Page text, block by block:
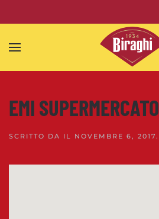
Skip to main content
EMI SUPERMERCATO
SCRITTO DA IL NOVEMBRE 6, 2017.